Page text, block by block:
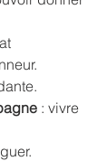
: vivre